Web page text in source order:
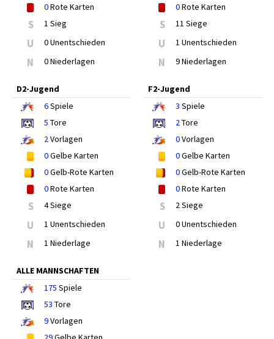
0Rote Karten
S 1 Sieg
U 0 Unentschieden
N 0 Niederlagen
0Rote Karten
S 11 Siege
U 1 Unentschieden
N 9 Niederlagen
D2-Jugend
6Spiele
5 Tore
2Vorlagen
0Gelbe Karten
0Gelb-Rote Karten
0Rote Karten
S 4 Siege
U 1 Unentschieden
N 1 Niederlage
F2-Jugend
3 Spiele
2Tore
0Vorlagen
0Gelbe Karten
0Gelb-Rote Karten
0Rote Karten
S 2 Siege
U 0 Unentschieden
N 1 Niederlage
ALLE MANNSCHAFTEN
175 Spiele
53 Tore
9Vorlagen